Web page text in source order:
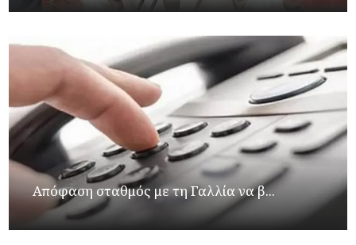
Απόφαση σταθμός με τη Γαλλία να β...